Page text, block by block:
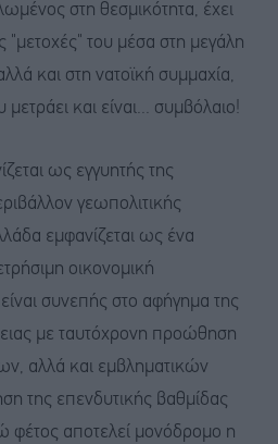
στη θεσμικότητα, έχει
"μετοχές" του μέσα στη μεγάλη
και στη νατοϊκή συμμαχία,
και είναι... συμβόλαιο!
ως εγγυητής της
γεωπολιτικής
εμφανίζεται ως ένα
οικονομική
συνεπής στο αφήγημα της
με ταυτόχρονη προώθηση
αλλά και εμβληματικών
της επενδυτικής βαθμίδας
φέτος αποτελεί μονόδρομο η